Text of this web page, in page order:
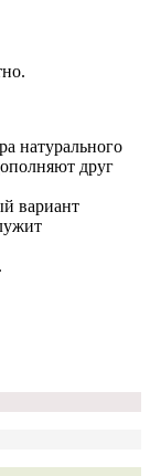
натурального
друг
вариант